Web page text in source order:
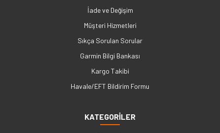
İade ve Değişim
Müşteri Hizmetleri
Sıkça Sorulan Sorular
Garmin Bilgi Bankası
Kargo Takibi
Havale/EFT Bildirim Formu
KATEGORİLER